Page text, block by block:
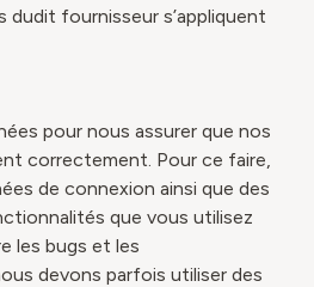
fournisseur s’appliquent
pour nous assurer que nos
correctement. Pour ce faire,
de connexion ainsi que des
que vous utilisez
les bugs et les
devons parfois utiliser des